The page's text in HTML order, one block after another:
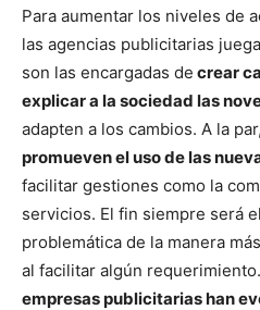
Para aumentar los niveles de
las agencias publicitarias
son las encargadas de crear
explicar a la sociedad las
adapten a los cambios. A la
promueven el uso de las
facilitar gestiones como la
servicios. El fin siempre será
problemática de la manera
al facilitar algún
empresas publicitarias han